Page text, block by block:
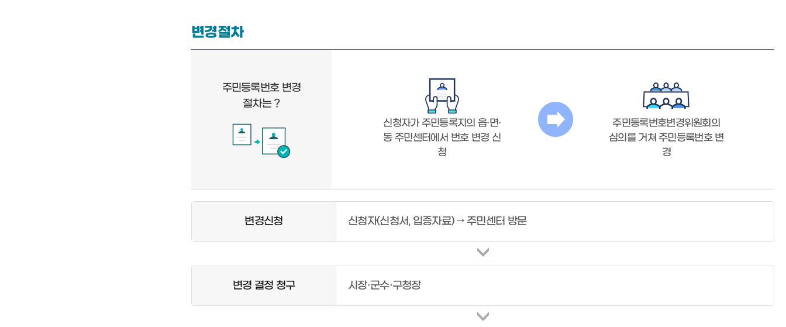
변경절차
주민등록번호 변경
절차는 ?
신청자가 주민등록지의 읍·면·
동 주민센터에서 번호 변경 신
청
주민등록번호변경위원회의
심의를 거쳐 주민등록번호 변
경
변경신청 신청자(신청서, 입증자료) → 주민센터 방문
변경 결정 청구 시장·군수·구청장